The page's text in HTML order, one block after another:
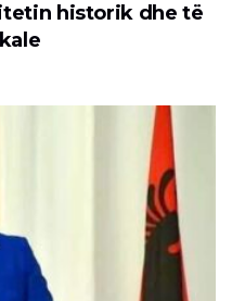
historik dhe të